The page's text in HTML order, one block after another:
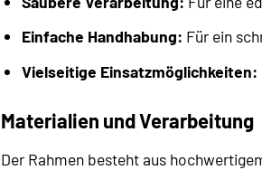
Einfache Handhabung: Für ein
Vielseitige Einsatzmöglichkeiten:
Materialien und Verarbeitung
Der Rahmen besteht aus